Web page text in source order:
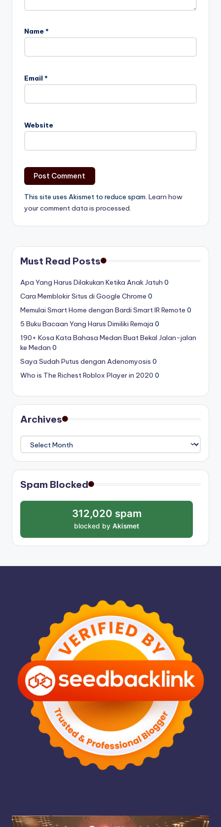
Name *
Email *
Website
This site uses Akismet to reduce spam. Learn how
your comment data is processed.
Must Read Posts
Apa Yang Harus Dilakukan Ketika Anak Jatuh 0
Cara Memblokir Situs di Google Chrome 0
Memulai Smart Home dengan Bardi Smart IR Remote 0
5 Buku Bacaan Yang Harus Dimiliki Remaja 0
190+ Kosa Kata Bahasa Medan Buat Bekal Jalan-jalan
ke Medan 0
Saya Sudah Putus dengan Adenomyosis 0
Who is The Richest Roblox Player in 2020 0
Archives
Archives
Spam Blocked
312,020 spam
blocked by Akismet